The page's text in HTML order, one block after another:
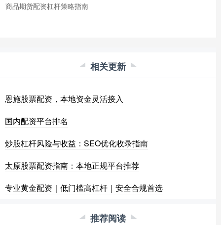
商品期货配资杠杆策略指南
相关更新
恩施股票配资，本地资金灵活接入
国内配资平台排名
炒股杠杆风险与收益：SEO优化收录指南
太原股票配资指南：本地正规平台推荐
专业黄金配资｜低门槛高杠杆｜安全合规首选
推荐阅读